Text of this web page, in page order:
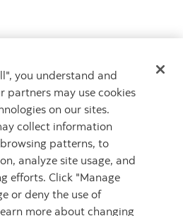
you understand and
partners may use cookies
on our sites.
collect information
patterns, to
analyze site usage, and
efforts. Click "Manage
or deny the use of
more about changing